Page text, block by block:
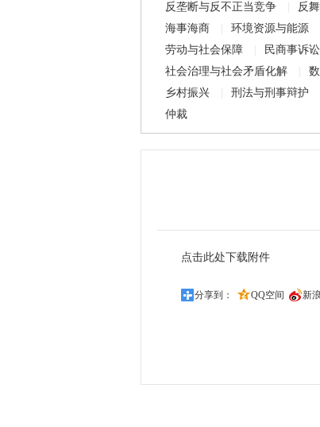
反垄断与反不正当竞争
反
海事海商
环境资源与能源
劳动与社会保障
民商事诉讼
社会治理与社会矛盾化解
乡村振兴
刑法与刑事辩护
仲裁
点击此处下载附件
分享到： QQ空间 新